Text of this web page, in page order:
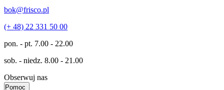
bok@frisco.pl
(+ 48) 22 331 50 00
pon. - pt. 7.00 - 22.00
sob. - niedz. 8.00 - 21.00
Obserwuj nas
Pomoc